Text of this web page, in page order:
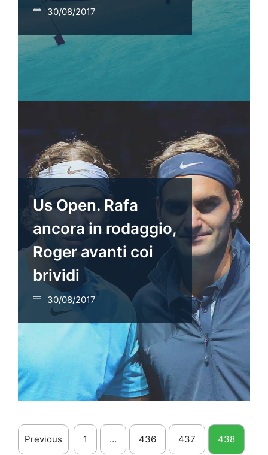
30/08/2017
Us Open. Rafa
ancora in rodaggio,
Roger avanti coi
brividi
30/08/2017
Previous 1 … 436 437 438